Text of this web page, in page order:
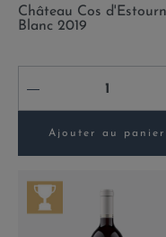
Château Cos
Blanc 2019
-
Ajouter au panier